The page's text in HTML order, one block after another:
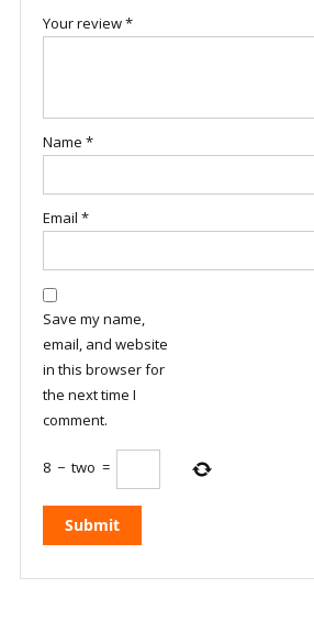
Your review*
Name *
Email *
Save my name,
email, and website
in this browser for
the next time I
comment.
8 − two =